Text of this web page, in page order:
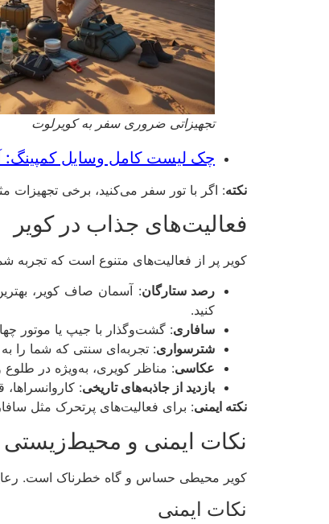
تجهیزاتی ضروری سفر به کویرلوت
چک لیست کامل وسایل کمپینگ:
نکته: اگر با تور سفر می‌کنید، برخی تجهیزات
فعالیت‌های جذاب در کویر
کویر پر از فعالیت‌های متنوع است که تجربه
رصد ستارگان: آسمان صاف کویر،
کنید.
سافاری: گشت‌وگذار با جیپ یا موتور
شترسواری: تجربه‌ای سنتی که شما را
عکاسی: مناظر کویری، به‌ویژه در
بازدید از جاذبه‌های تاریخی:
نکته ایمنی: برای فعالیت‌های پرتحرک مثل
نکات ایمنی و محیط‌زیستی
کویر محیطی حساس و گاه خطرناک است.
نکات ایمنی